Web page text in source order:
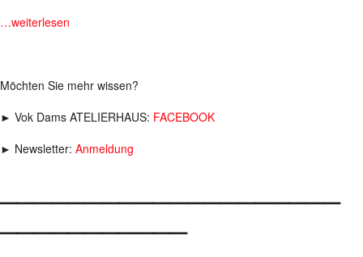
…weiterlesen
Möchten Sie mehr wissen?
► Vok Dams ATELIERHAUS: FACEBOOK
► Newsletter: Anmeldung
___________